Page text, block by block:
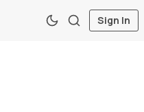
Sign In